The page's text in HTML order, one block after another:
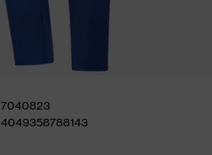
7040823
4049358788143